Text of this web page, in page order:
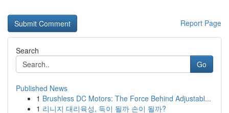
Report Page
Search
Go
Published News
1 Brushless DC Motors: The Force Behind Adjustabl...
1 리니지 대리육성, 득이 될까 손이 될까?